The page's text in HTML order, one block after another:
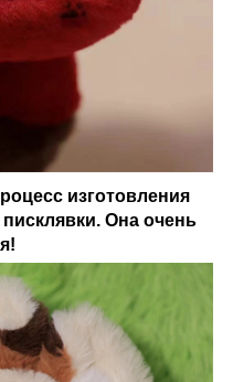
изготовления
Она очень